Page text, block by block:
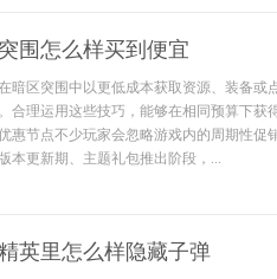
围怎么样买到便宜
暗区突围中以更低成本获取资源、装备或
合理运用这些技巧，能够在相同预算下
惠节点不少玩家会忽略游戏内的周期性促
本更新期、主题礼包推出阶段，...
英里怎么样隐藏子弹